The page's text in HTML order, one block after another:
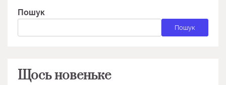
Пошук
Пошук
Щось новеньке